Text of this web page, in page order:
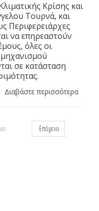
Κρίσης και
Τουρνά, και
Περιφερειάρχες
να επηρεαστούν
όλες οι
σε κατάσταση
Διαβάστε περισσότερα
Επόμενο